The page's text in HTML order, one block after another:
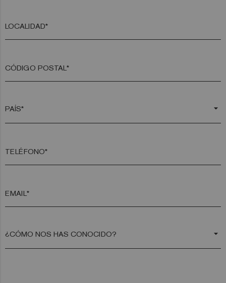
LOCALIDAD*
CÓDIGO POSTAL*
arrow_drop_down
TELÉFONO*
EMAIL*
arrow_drop_down